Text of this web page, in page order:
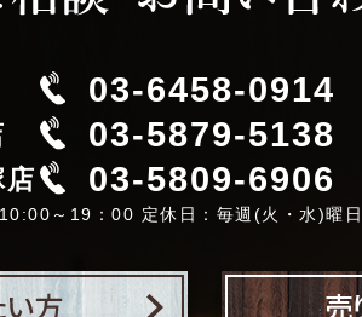
03-6458-0914
03-5879-5138
03-5809-6906
～19：00 定休日：毎週(火・水)曜日